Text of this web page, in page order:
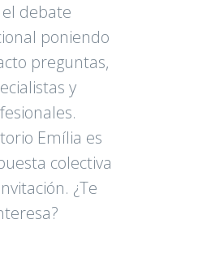
debate
poniendo
preguntas,
y
Emília es
colectiva
¿Te